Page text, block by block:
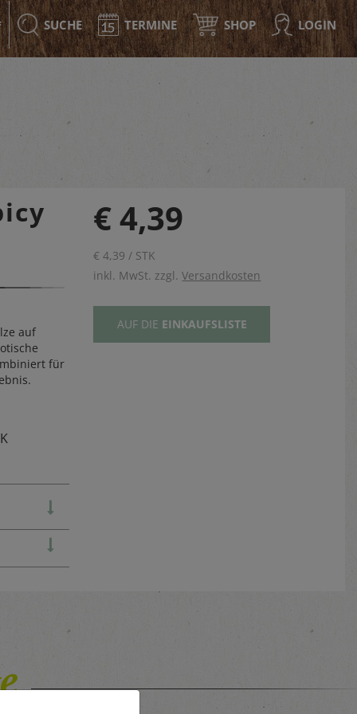
SUCHE TERMINE SHOP LOGIN
auf
für
€ 4,39
€ 4,39 / STK
inkl. MwSt. zzgl.Versandkosten
AUF DIE EINKAUFSLISTE